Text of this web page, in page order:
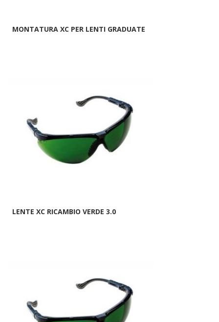
MONTATURA XC PER LENTI GRADUATE
LENTE XC RICAMBIO VERDE 3.0